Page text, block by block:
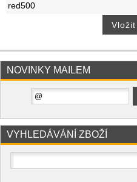
red500
NOVINKY MAILEM
VYHLEDÁVÁNÍ ZBOŽÍ